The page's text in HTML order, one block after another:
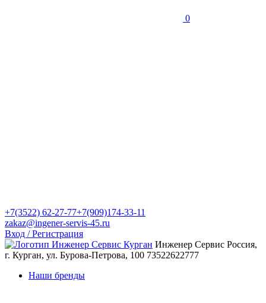
0
+7(3522) 62-27-77+7(909)174-33-11
zakaz@ingener-servis-45.ru
Вход / Регистрация
Инженер Сервис Россия,
г. Курган, ул. Бурова-Петрова, 100 73522622777
Наши бренды